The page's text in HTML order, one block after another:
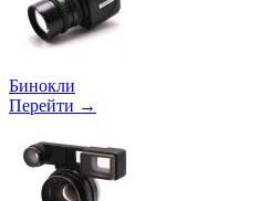
Бинокли
Перейти →